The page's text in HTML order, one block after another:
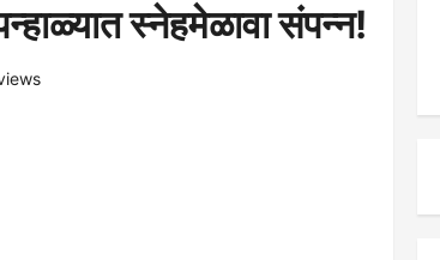
स्नेहमेळावा संपन्न!